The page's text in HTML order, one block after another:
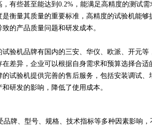
有些甚至能达到0.2%，能满足高精度的测试需
是衡量其质量的重要标准，高精度的试验机能
的产品质量问题和研发成本。
试验机品牌有国内的三安、华仪、欧派、开元
差异，企业可以根据自身需求和预算选择合适
的试验机提供完善的售后服务，包括安装调试
研发的影响，降低了使用成本。
品牌、型号、规格、技术指标等多种因素影响